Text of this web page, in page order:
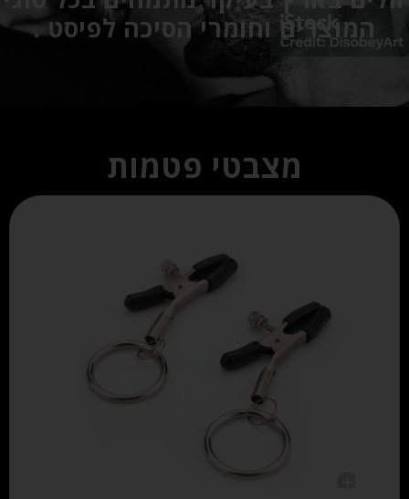
המוצרים וחומרי הסיכה לפיסט .
מצבטי פטמות